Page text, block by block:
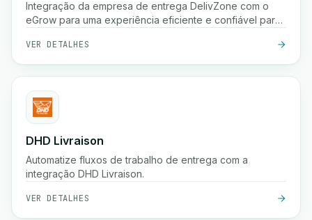
Integração da empresa de entrega DelivZone com o
eGrow para uma experiência eficiente e confiável para
VER DETALHES
DHD Livraison
Automatize fluxos de trabalho de entrega com a
integração DHD Livraison.
VER DETALHES